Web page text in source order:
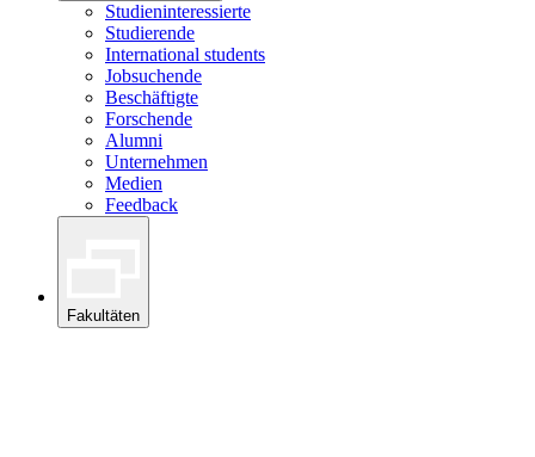
Studieninteressierte
Studierende
International students
Jobsuchende
Beschäftigte
Forschende
Alumni
Unternehmen
Medien
Feedback
Fakultäten